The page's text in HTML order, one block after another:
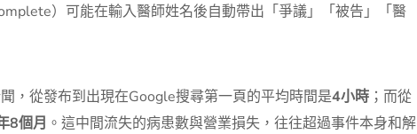
）可能在輸入醫師姓名後自動帶出「爭議」「被告」「醫
，從發布到出現在Google搜尋第一頁的平均時間是4小時 ；而從
8個月 。這中間流失的病患數與營業損失，往往超過事件本身和解